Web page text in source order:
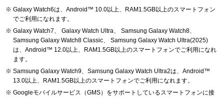
Galaxy Watch6は、Android™ 10.0以上、RAM1.5GB以上のスマートフォン
でご利用になれます。
Galaxy Watch7、 Galaxy Watch Ultra、 Samsung Galaxy Watch8、
Samsung Galaxy Watch8 Classic、 Samsung Galaxy Watch Ultra(2025)
は、Android™ 12.0以上、RAM1.5GB以上のスマートフォンでご利用になれ
ます。
Samsung Galaxy Watch9、Samsung Galaxy Watch Ultra2は、Android™
13.0以上、RAM1.5GB以上のスマートフォンでご利用になれます。
Googleモバイルサービス（GMS）をサポートしているスマートフォンに接